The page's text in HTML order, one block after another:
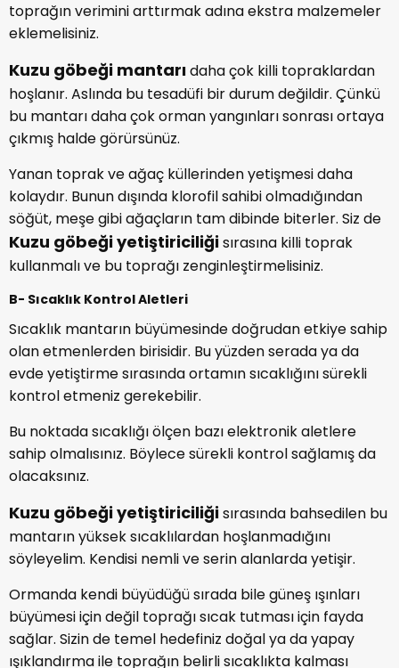
toprağın verimini arttırmak adına ekstra malzemeler
eklemelisiniz.
Kuzu göbeği mantarıdaha çok killi topraklardan
hoşlanır. Aslında bu tesadüfi bir durum değildir. Çünkü
bu mantarı daha çok orman yangınları sonrası ortaya
çıkmış halde görürsünüz.
Yanan toprak ve ağaç küllerinden yetişmesi daha
kolaydır. Bunun dışında klorofil sahibi olmadığından
söğüt, meşe gibi ağaçların tam dibinde biterler. Siz de
Kuzu göbeği yetiştiriciliğisırasına killi toprak
kullanmalı ve bu toprağı zenginleştirmelisiniz.
B- Sıcaklık Kontrol Aletleri
Sıcaklık mantarın büyümesinde doğrudan etkiye sahip
olan etmenlerden birisidir. Bu yüzden serada ya da
evde yetiştirme sırasında ortamın sıcaklığını sürekli
kontrol etmeniz gerekebilir.
Bu noktada sıcaklığı ölçen bazı elektronik aletlere
sahip olmalısınız. Böylece sürekli kontrol sağlamış da
olacaksınız.
Kuzu göbeği yetiştiriciliğisırasında bahsedilen bu
mantarın yüksek sıcaklılardan hoşlanmadığını
söyleyelim. Kendisi nemli ve serin alanlarda yetişir.
Ormanda kendi büyüdüğü sırada bile güneş ışınları
büyümesi için değil toprağı sıcak tutması için fayda
sağlar. Sizin de temel hedefiniz doğal ya da yapay
ışıklandırma ile toprağın belirli sıcaklıkta kalması